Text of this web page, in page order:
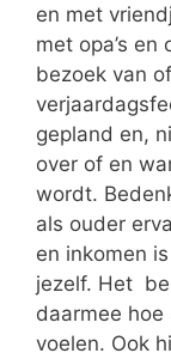
en met
met opa’s en
bezoek van
gepland en,
over of en
wordt.
als ouder
en inkomen
jezelf. Het
daarmee
voelen. Ook